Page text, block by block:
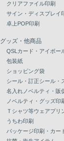
クリアファイル印刷
サイン・ディスプレイ
卓上POP印刷
グッズ・他商品
QSLカード・アイボー
包装紙
ショッピング袋
シール・訂正シール・
名入れノベルティ・販
ノベルティ・グッズ印
Ｔシャツ等ウェアプリ
うちわ印刷
パッケージ印刷・カー